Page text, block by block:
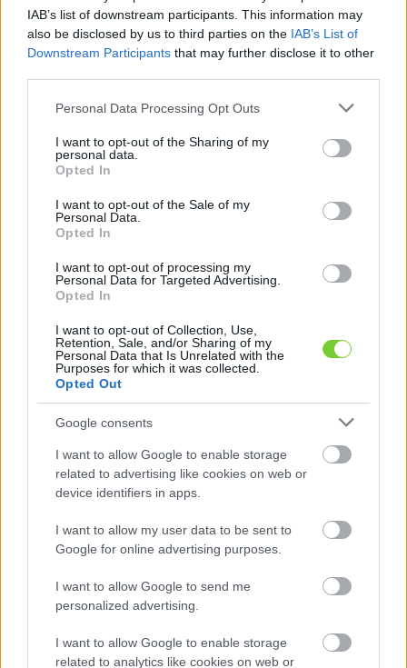
IAB’s list of downstream participants. This information may
also be disclosed by us to third parties on the IAB’s List of
Downstream Participants that may further disclose it to other
Please note that this website/app uses one or more Google
not limited to your visit or usage behaviour. You may click to
grant or deny consent to Google and its third-party tags to
use your data for below specified purposes in below Google
consent section.
Personal Data Processing Opt Outs
I want to opt-out of the Sharing of my
personal data.
Opted In
I want to opt-out of the Sale of my
Personal Data.
Opted In
I want to opt-out of processing my
Personal Data for Targeted Advertising.
Opted In
I want to opt-out of Collection, Use,
Retention, Sale, and/or Sharing of my
Personal Data that Is Unrelated with the
Purposes for which it was collected.
Opted Out
Google consents
I want to allow Google to enable storage
related to advertising like cookies on web or
device identifiers in apps.
I want to allow my user data to be sent to
Google for online advertising purposes.
I want to allow Google to send me
personalized advertising.
I want to allow Google to enable storage
related to analytics like cookies on web or
Felhasználónév
Jelszó
Elfelejtette jelszavát?
Bejelentkezés
faiskola.hu
Kertészeti, kerti termékek és szolgáltatások térképes
KERTÉSZ ÉS KERTÉSZET REGISZTRÁCIÓ